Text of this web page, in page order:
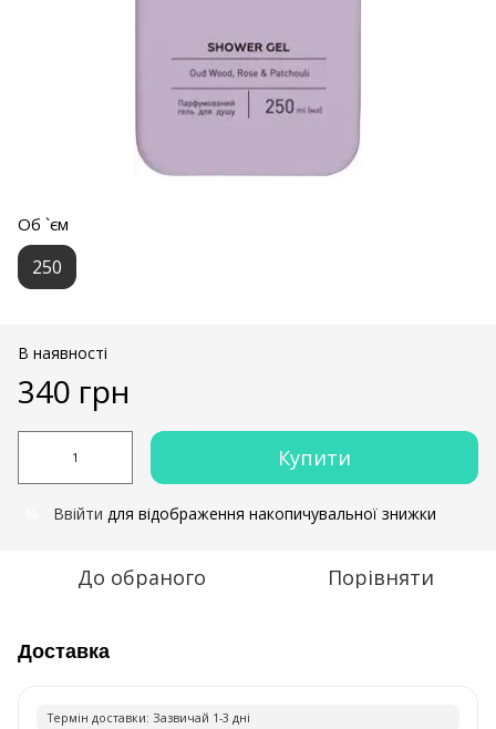
Об `єм
250
В наявності
340 грн
Купити
Ввійти для відображення накопичувальної знижки
До обраного Порівняти
Доставка
Термiн доставки: Зазвичай 1-3 днi